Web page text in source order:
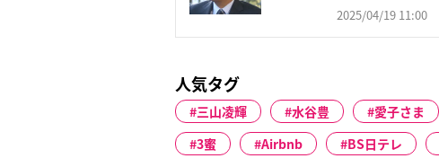
2025/04/19 11:00
人気タグ
三山凌輝 水谷豊 愛子さま
3蜜
Airbnb BS日テレ